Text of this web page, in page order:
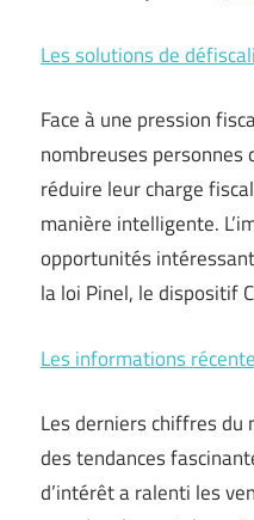
Les solutions de
Face à une pression
nombreuses personnes
réduire leur charge
manière intelligente.
opportunités
la loi Pinel, le dispositif
Les informations
Les derniers chiffres
des tendances
d’intérêt a ralenti les